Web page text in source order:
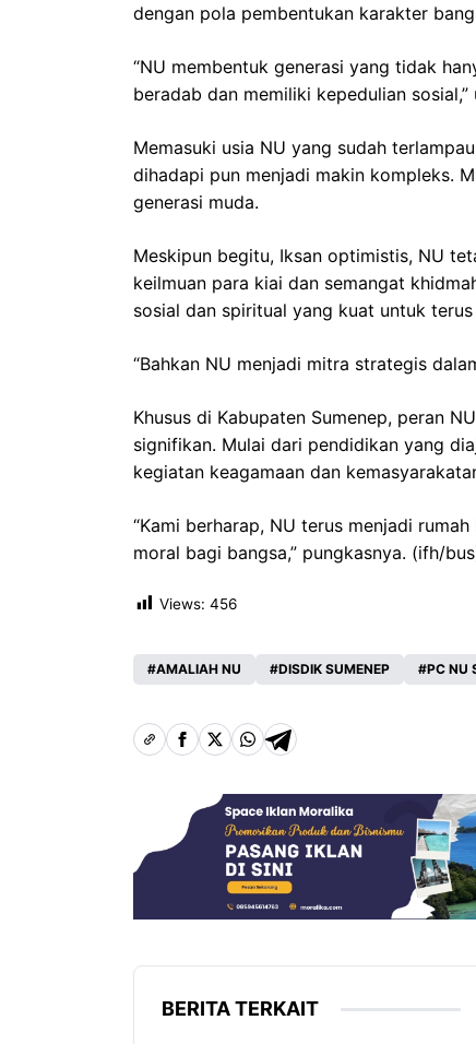
dengan pola pembentukan karakter
“NU membentuk generasi yang tidak
beradab dan memiliki kepedulian sosial,”
Memasuki usia NU yang sudah
dihadapi pun menjadi makin kompleks.
generasi muda.
Meskipun begitu, Iksan optimistis, NU
keilmuan para kiai dan semangat
sosial dan spiritual yang kuat untuk
“Bahkan NU menjadi mitra strategis
Khusus di Kabupaten Sumenep, peran
signifikan. Mulai dari pendidikan yang
kegiatan keagamaan dan
“Kami berharap, NU terus menjadi
moral bagi bangsa,” pungkasnya. (ifh/
Views: 456
AMALIAH NU DISDIK SUMENEP PC NU
BERITA TERKAIT